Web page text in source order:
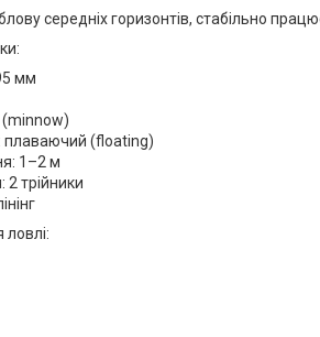
середніх горизонтів, стабільно
мм
(minnow)
плаваючий (floating)
1–2 м
трійники
ловлі: